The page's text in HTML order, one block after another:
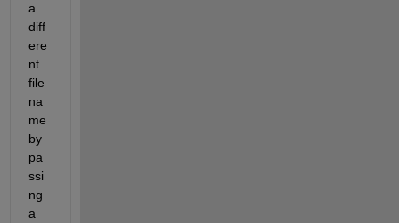
a
diff
ere
nt
file
na
me
by
pa
ssi
ng
a